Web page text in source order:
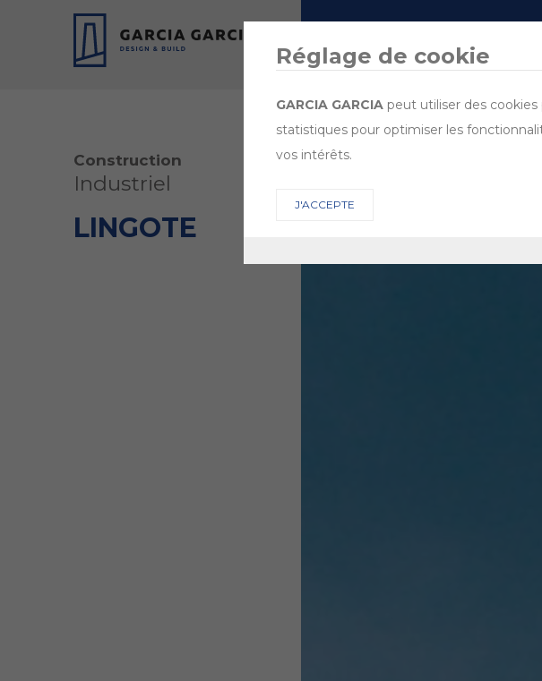
Construction
Industriel
LINGOTE
Réglage de cookie
GARCIA GARCIA peut utiliser des
statistiques pour optimiser les
vos intérêts.
J'ACCEPTE